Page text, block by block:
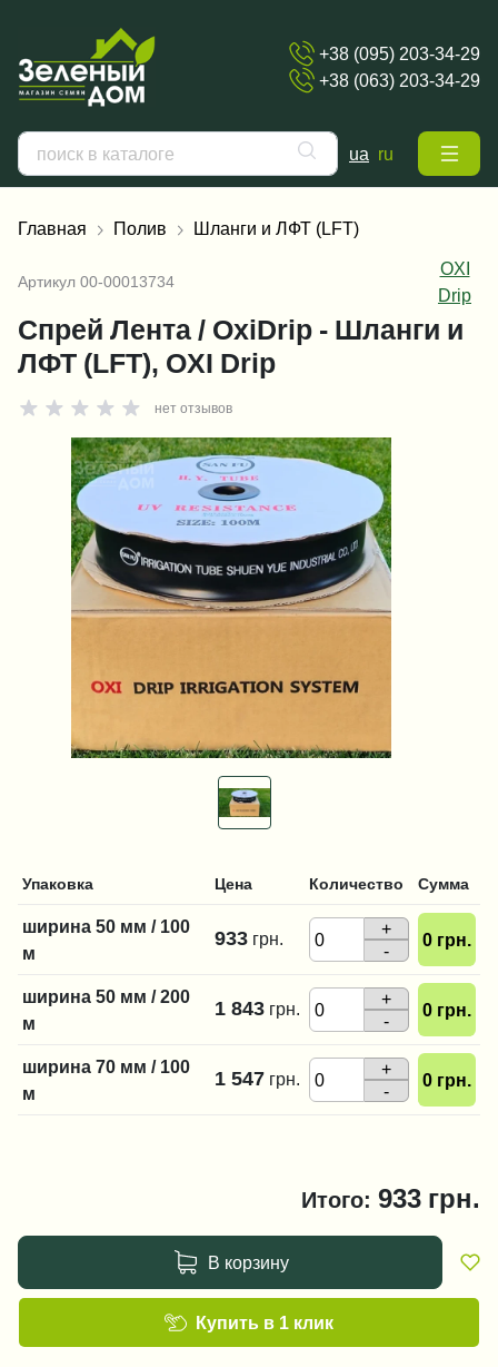
+38 (095) 203-34-29
+38 (063) 203-34-29
ua ru
Главная Полив Шланги и ЛФТ (LFT)
Артикул 00-00013734
OXI
Drip
Спрей Лента / OxiDrip - Шланги и
ЛФТ (LFT), OXI Drip
нет отзывов
Упаковка Цена Количество Сумма
ширина 50 мм / 100
м
933 грн.
+
-
0 грн.
ширина 50 мм / 200
м
1 843 грн.
+
-
0 грн.
ширина 70 мм / 100
м
1 547 грн.
+
-
0 грн.
Итого: 933 грн.
В корзину
Купить в 1 клик